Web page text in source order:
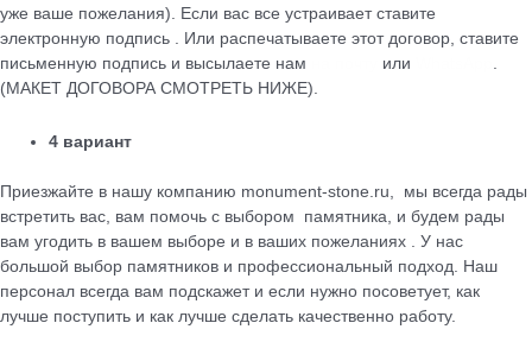
уже ваше пожелания). Если вас все устраивает ставите
электронную подпись . Или распечатываете этот договор, ставите
письменную подпись и высылаете нам
или
.
(МАКЕТ ДОГОВОРА СМОТРЕТЬ НИЖЕ).
4 вариант
Приезжайте в нашу компанию monument-stone.ru, мы всегда рады
встретить вас, вам помочь с выбором памятника, и будем рады
вам угодить в вашем выборе и в ваших пожеланиях . У нас
большой выбор памятников и профессиональный подход. Наш
персонал всегда вам подскажет и если нужно посоветует, как
лучше поступить и как лучше сделать качественно работу.